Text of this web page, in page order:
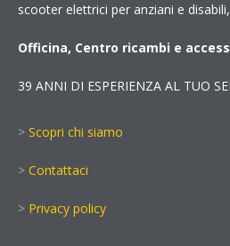
scooter elettrici per anziani e
Officina, Centro ricambi e
39 ANNI DI ESPERIENZA AL TUO
> Scopri chi siamo
> Contattaci
> Privacy policy